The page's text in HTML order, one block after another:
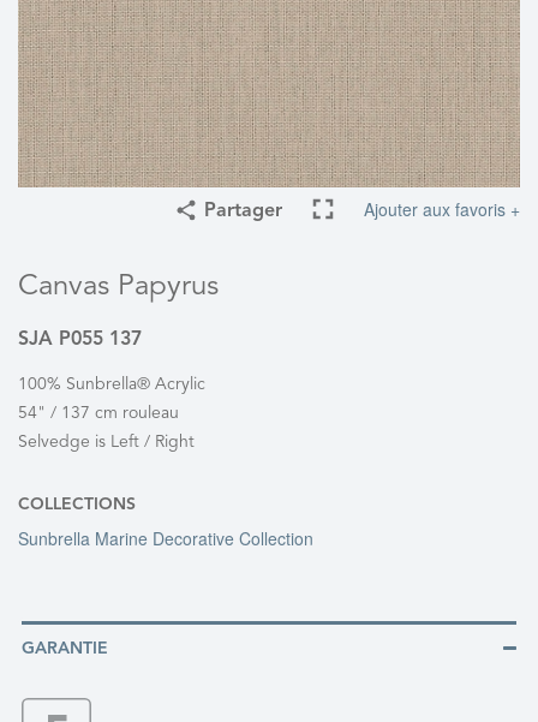
Partager Ajouter aux favoris +
Canvas Papyrus
SJA P055 137
100% Sunbrella® Acrylic
54" / 137 cm rouleau
Selvedge is Left / Right
COLLECTIONS
Sunbrella Marine Decorative Collection
GARANTIE